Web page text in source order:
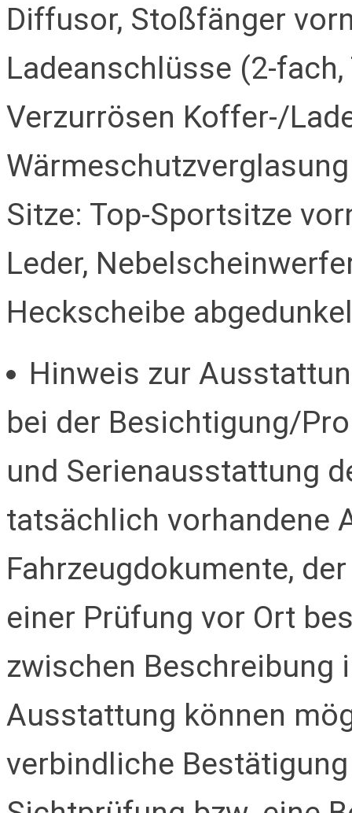
Diffusor, Stoßfänger
Ladeanschlüsse (2-
Verzurrösen Koffer-/
Wärmeschutzverglasung
Sitze: Top-Sportsitze
Leder,
Heckscheibe
Hinweis zur
bei der Besichtigung/
und Serienausstattung
tatsächlich vorhandene
Fahrzeugdokumente,
einer Prüfung vor Ort
zwischen Beschreibung
Ausstattung können
verbindliche